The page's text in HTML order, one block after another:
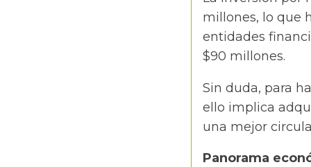
millones, lo que
entidades
$90 millones.
Sin duda, para
ello implica
una mejor
Panorama